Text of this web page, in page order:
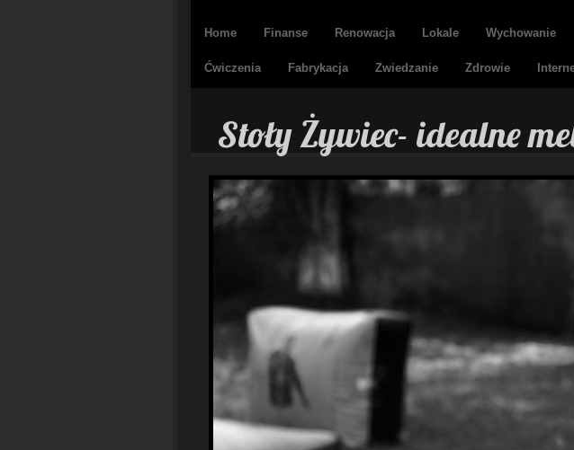
Home Finanse Renowacja Lokale Wychowanie
Ćwiczenia Fabrykacja Zwiedzanie Zdrowie
Stoły Żywiec- idealne